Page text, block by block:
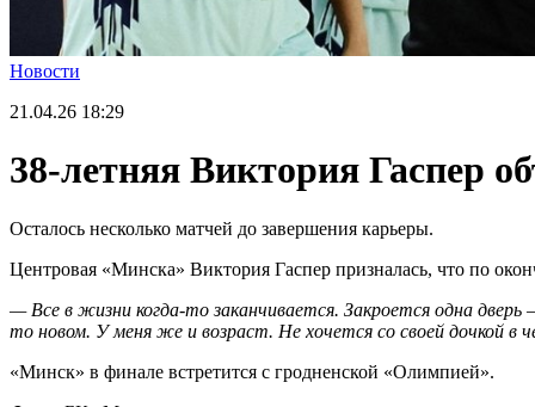
Новости
21.04.26 18:29
38-летняя Виктория Гаспер
Осталось несколько матчей до завершения карьеры.
Центровая «Минска» Виктория Гаспер призналась, что по
— Все в жизни когда-то заканчивается. Закроется одна
то новом. У меня же и возраст. Не хочется со своей дочкой в
«Минск» в финале встретится с гродненской «Олимпией».